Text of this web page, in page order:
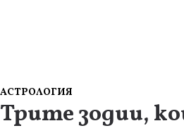
АСТРОЛОГИЯ
Трите зодии,